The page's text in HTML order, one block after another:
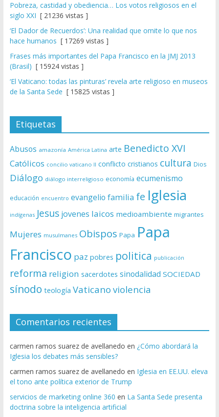
Pobreza, castidad y obediencia… Los votos religiosos en el
siglo XXI [ 21236 vistas ]
‘El Dador de Recuerdos’: Una realidad que omite lo que nos
hace humanos [ 17269 vistas ]
Frases más importantes del Papa Francisco en la JMJ 2013
(Brasil) [ 15924 vistas ]
‘El Vaticano: todas las pinturas’ revela arte religioso en museos
de la Santa Sede [ 15825 vistas ]
Etiquetas
Abusos amazonía América Latina arte Benedicto XVI
Católicos concilio vaticano II conflicto cristianos cultura Dios
Diálogo diálogo interreligioso economía ecumenismo
educación encuentro evangelio familia fe Iglesia
indígenas Jesus jovenes laicos medioambiente migrantes
Mujeres musulmanes Obispos Papa Papa
Francisco paz pobres politica publicación
reforma religion sacerdotes sinodalidad SOCIEDAD
sínodo teología Vaticano violencia
Comentarios recientes
carmen ramos suarez de avellanedo en ¿Cómo abordará la
Iglesia los debates más sensibles?
carmen ramos suarez de avellanedo en Iglesia en EE.UU. eleva
el tono ante política exterior de Trump
servicios de marketing online 360 en La Santa Sede presenta
doctrina sobre la inteligencia artificial